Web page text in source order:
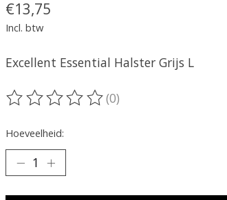
€13,75
Incl. btw
Excellent Essential Halster Grijs L
De beoordeling van dit product is
(0)
Hoeveelheid: